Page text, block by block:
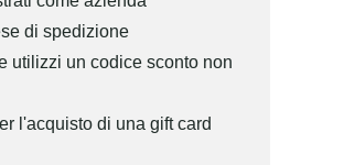
di spedizione
utilizzi un codice sconto non
l'acquisto di una gift card